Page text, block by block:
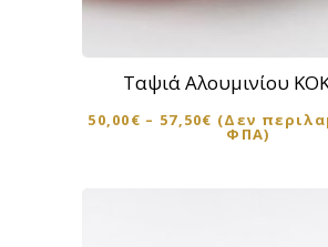
Ταψιά Αλουμινίου
50,00€ – 57,50€ (Δεν
ΦΠΑ)